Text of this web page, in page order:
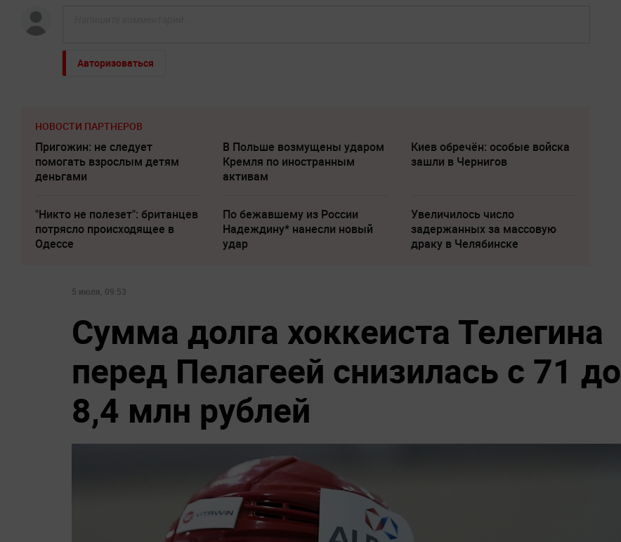
Авторизоваться
НОВОСТИ ПАРТНЕРОВ
Пригожин: не следует
помогать взрослым детям
деньгами
В Польше возмущены ударом
Кремля по иностранным
активам
Киев обречён: особые войска
зашли в Чернигов
"Никто не полезет": британцев
потрясло происходящее в
Одессе
По бежавшему из России
Надеждину* нанесли новый
удар
Увеличилось число
задержанных за массовую
драку в Челябинске
5 июля, 09:53
Сумма долга хоккеиста Телегина
перед Пелагеей снизилась с 71 до
8,4 млн рублей